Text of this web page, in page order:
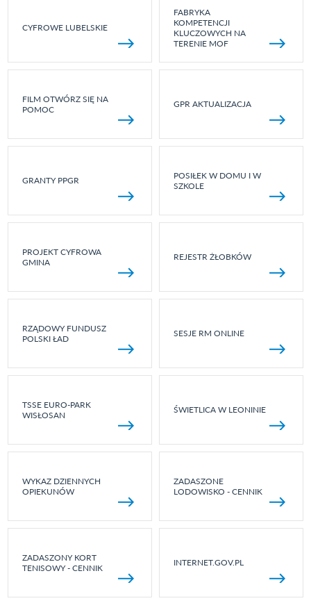
CYFROWE LUBELSKIE
FABRYKA
KOMPETENCJI
KLUCZOWYCH NA
TERENIE MOF
FILM OTWÓRZ SIĘ NA
POMOC
GPR AKTUALIZACJA
GRANTY PPGR
POSIŁEK W DOMU I W
SZKOLE
PROJEKT CYFROWA
GMINA
REJESTR ŻŁOBKÓW
RZĄDOWY FUNDUSZ
POLSKI ŁAD
SESJE RM ONLINE
TSSE EURO-PARK
WISŁOSAN
ŚWIETLICA W LEONINIE
WYKAZ DZIENNYCH
OPIEKUNÓW
ZADASZONE
LODOWISKO - CENNIK
ZADASZONY KORT
TENISOWY - CENNIK
INTERNET.GOV.PL